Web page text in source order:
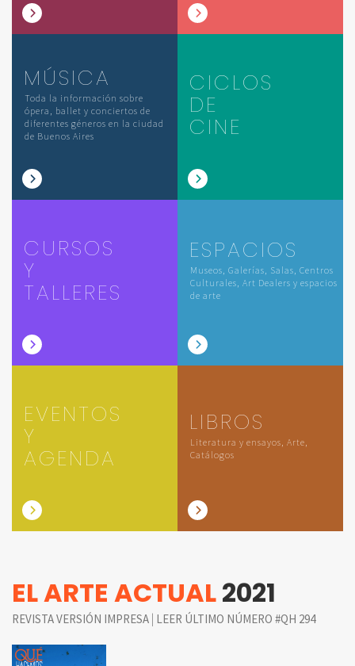
MÚSICA
Toda la información sobre
ópera, ballet y conciertos de
diferentes géneros en la ciudad
de Buenos Aires
CICLOS
DE
CINE
CURSOS
Y
TALLERES
ESPACIOS
Museos, Galerías, Salas, Centros
Culturales, Art Dealers y espacios
de arte
EVENTOS
Y
AGENDA
LIBROS
Literatura y ensayos, Arte,
Catálogos
EL ARTE ACTUAL2021
REVISTA VERSIÓN IMPRESA | LEER ÚLTIMO NÚMERO #QH 294